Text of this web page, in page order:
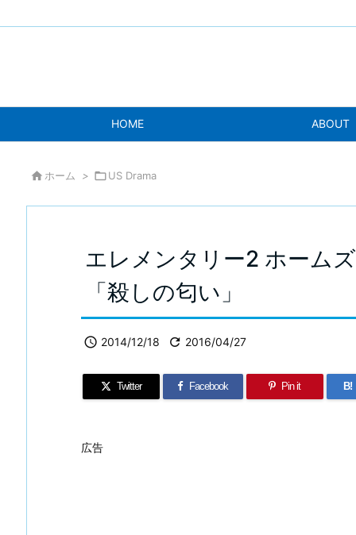
HOME ABOUT
 ホーム > US Drama
エレメンタリー2 ホーム
「殺しの匂い」
 2014/12/18  2016/04/27
Twitter Facebook Pin it B!
広告